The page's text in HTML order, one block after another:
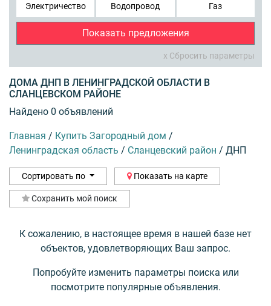
Электричество Водопровод Газ
Показать предложения
x Сбросить параметры
ДОМА ДНП В ЛЕНИНГРАДСКОЙ ОБЛАСТИ В
СЛАНЦЕВСКОМ РАЙОНЕ
Найдено 0 объявлений
Главная / Купить Загородный дом /
Ленинградская область / Сланцевский район / ДНП
Сортировать по Показать на карте
Сохранить мой поиск
К сожалению, в настоящее время в нашей базе нет
объектов, удовлетворяющих Ваш запрос.
Попробуйте изменить параметры поиска или
посмотрите популярные объявления.